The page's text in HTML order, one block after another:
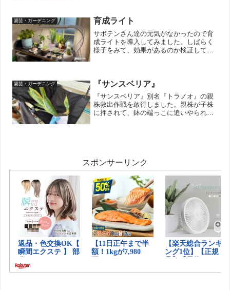
しています。 ポチッ...
園芸・ガーデニング 育成ライト
サボテンさん達の元気がなかったので育
成ライトを導入してみました。しばらく
様子をみて、効果があるのか検証してみ
すぎ⑤温度なんとなく③の...
園芸・ガーデニング 『サンスベリア』
『サンスベリア』別名『トラノオ』の親
株救出作戦を敢行しました。親株が子株
に押されて、鉢の端っこに追いやられて
スポンサーリンク